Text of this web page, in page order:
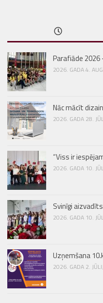
Parafiāde 2026
2026. GADA 4.
Nāc mācīt
2026. GADA 28.
“Viss ir
2026. GADA 10.
Svinīgi
2026. GADA 10.
Uzņemšana
2026. GADA 2.